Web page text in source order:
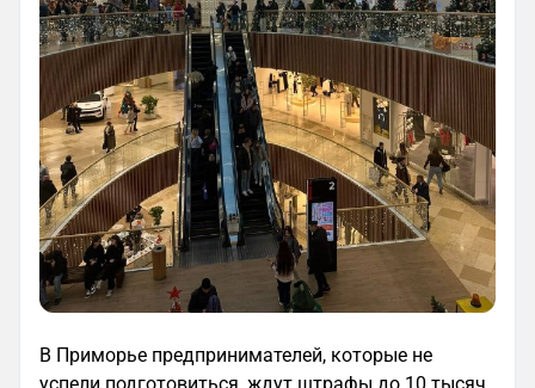
В Приморье предпринимателей, которые не